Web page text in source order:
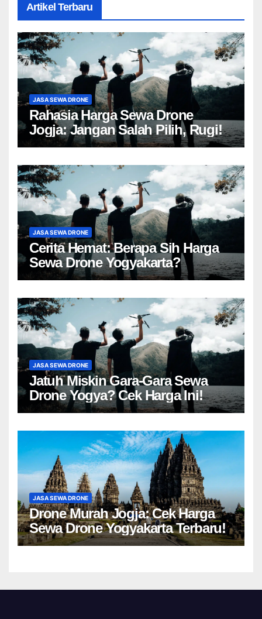
Artikel Terbaru
JASA SEWA DRONE
Rahasia Harga Sewa Drone
Jogja: Jangan Salah Pilih, Rugi!
JASA SEWA DRONE
Cerita Hemat: Berapa Sih Harga
Sewa Drone Yogyakarta?
JASA SEWA DRONE
Jatuh Miskin Gara-Gara Sewa
Drone Yogya? Cek Harga Ini!
JASA SEWA DRONE
Drone Murah Jogja: Cek Harga
Sewa Drone Yogyakarta Terbaru!